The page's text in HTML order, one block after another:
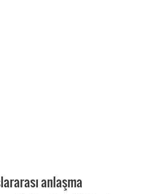
anlaşma